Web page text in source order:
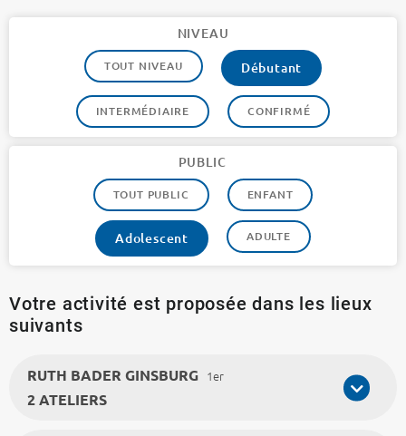
NIVEAU
TOUT NIVEAU Débutant
INTERMÉDIAIRE CONFIRMÉ
PUBLIC
TOUT PUBLIC ENFANT
Adolescent ADULTE
Votre activité est proposée dans les lieux
suivants
RUTH BADER GINSBURG 1er
2 ATELIERS